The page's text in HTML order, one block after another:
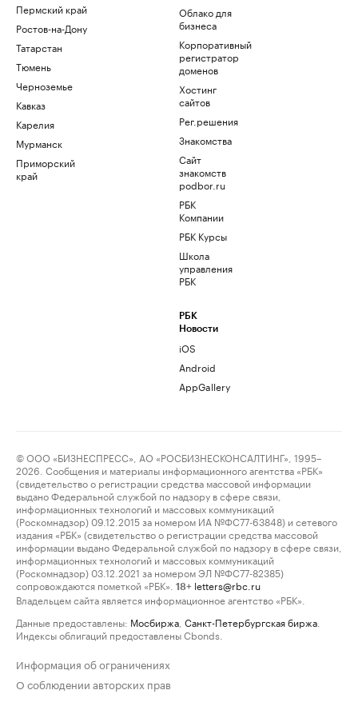
Пермский край
Ростов-на-Дону
Татарстан
Тюмень
Черноземье
Кавказ
Карелия
Мурманск
Приморский
край
Облако для
бизнеса
Корпоративный
регистратор
доменов
Хостинг
сайтов
Рег.решения
Знакомства
Сайт
знакомств
podbor.ru
РБК
Компании
РБК Курсы
Школа
управления
РБК
РБК
Новости
iOS
Android
AppGallery
© ООО «БИЗНЕСПРЕСС», АО «РОСБИЗНЕСКОНСАЛТИНГ», 1995–
2026. Сообщения и материалы информационного агентства «РБК»
(свидетельство о регистрации средства массовой информации
выдано Федеральной службой по надзору в сфере связи,
информационных технологий и массовых коммуникаций
(Роскомнадзор) 09.12.2015 за номером ИА №ФС77-63848) и сетевого
издания «РБК» (свидетельство о регистрации средства массовой
информации выдано Федеральной службой по надзору в сфере связи,
информационных технологий и массовых коммуникаций
(Роскомнадзор) 03.12.2021 за номером ЭЛ №ФС77-82385)
сопровождаются пометкой «РБК».
18+ letters@rbc.ru
Владельцем сайта является информационное агентство «РБК».
Данные предоставлены: Мосбиржа Санкт-Петербургская биржа
Индексы облигаций предоставлены Cbonds.
Информация об ограничениях
О соблюдении авторских прав